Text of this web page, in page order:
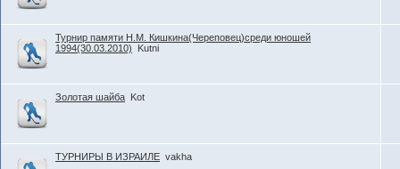
Турнир памяти Н.М. Кишкина(Череповец)среди юношей
1994(30.03.2010)
Kutni
Золотая шайба Kot
ТУРНИРЫ В ИЗРАИЛЕ vakha